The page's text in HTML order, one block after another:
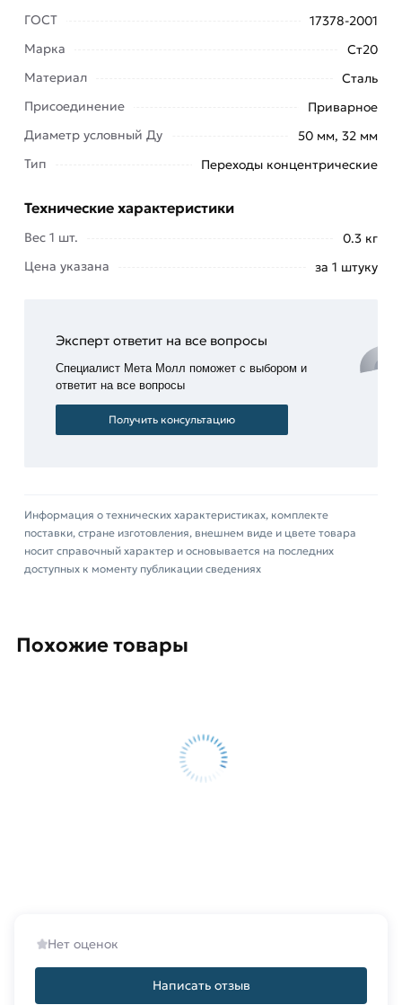
Производят детали из стали двух марок: ст. 20,
09г2с. Материал обладает устойчивостью к
коррозии, высокой твердостью и прочностью,
позволяет использовать продукцию в любых
Устройства соединяют трубы, участвующие в
строительстве технологических и
магистральных трубопроводных систем.
трубные
участки
разных
сечений;
регулируют
герметичное
соединение
арматуры
встык
Купить стальные переходы Ду 50х32 ммдля труб,
Для приобретения данной позиции, кликните
«Добавить в корзину»
обработают заказ и свяжутся с Вами для
согласования условий доставки или самовывоза.
ГОСТ
17378-2001
Марка
Ст20
Материал
Сталь
Присоединение
Приварное
Диаметр условный Ду
50 мм, 32 мм
Тип
Переходы концентрические
Технические характеристики
Вес 1 шт.
0.3 кг
Цена указана
за 1 штуку
Эксперт ответит на все вопросы
Специалист Мета Молл поможет с выбором и
ответит на все вопросы
Получить консультацию
Информация о технических характеристиках, комплекте
поставки, стране изготовления, внешнем виде и цвете товара
носит справочный характер и основывается на последних
доступных к моменту публикации сведениях
Похожие товары
Нет оценок
Написать отзыв